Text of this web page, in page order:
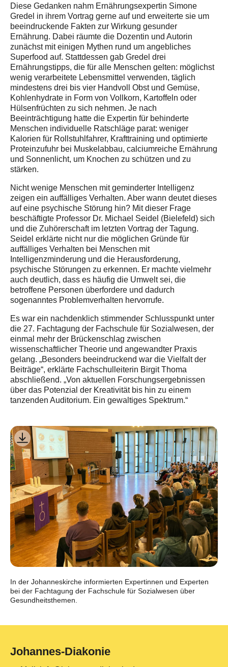
Diese Gedanken nahm Ernährungsexpertin Simone
Gredel in ihrem Vortrag gerne auf und erweiterte sie um
beeindruckende Fakten zur Wirkung gesunder
Ernährung. Dabei räumte die Dozentin und Autorin
zunächst mit einigen Mythen rund um angebliches
Superfood auf. Stattdessen gab Gredel drei
Ernährungstipps, die für alle Menschen gelten: möglichst
wenig verarbeitete Lebensmittel verwenden, täglich
mindestens drei bis vier Handvoll Obst und Gemüse,
Kohlenhydrate in Form von Vollkorn, Kartoffeln oder
Hülsenfrüchten zu sich nehmen. Je nach
Beeinträchtigung hatte die Expertin für behinderte
Menschen individuelle Ratschläge parat: weniger
Kalorien für Rollstuhlfahrer, Krafttraining und optimierte
Proteinzufuhr bei Muskelabbau, calciumreiche Ernährung
und Sonnenlicht, um Knochen zu schützen und zu
stärken.
Nicht wenige Menschen mit geminderter Intelligenz
zeigen ein auffälliges Verhalten. Aber wann deutet dieses
auf eine psychische Störung hin? Mit dieser Frage
beschäftigte Professor Dr. Michael Seidel (Bielefeld) sich
und die Zuhörerschaft im letzten Vortrag der Tagung.
Seidel erklärte nicht nur die möglichen Gründe für
auffälliges Verhalten bei Menschen mit
Intelligenzminderung und die Herausforderung,
psychische Störungen zu erkennen. Er machte vielmehr
auch deutlich, dass es häufig die Umwelt sei, die
betroffene Personen überfordere und dadurch
sogenanntes Problemverhalten hervorrufe.
Es war ein nachdenklich stimmender Schlusspunkt unter
die 27. Fachtagung der Fachschule für Sozialwesen, der
einmal mehr der Brückenschlag zwischen
wissenschaftlicher Theorie und angewandter Praxis
gelang. „Besonders beeindruckend war die Vielfalt der
Beiträge“, erklärte Fachschulleiterin Birgit Thoma
abschließend. „Von aktuellen Forschungsergebnissen
über das Potenzial der Kreativität bis hin zu einem
tanzenden Auditorium. Ein gewaltiges Spektrum.“
In der Johanneskirche informierten Expertinnen und Experten
bei der Fachtagung der Fachschule für Sozialwesen über
Gesundheitsthemen.
Johannes-Diakonie